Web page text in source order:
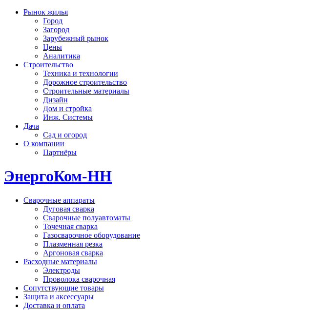
Рынок жилья
Город
Загород
Зарубежный рынок
Цены
Аналитика
Строительство
Техника и технологии
Дорожное строительство
Строительные материалы
Дизайн
Дом и стройка
Инж. Системы
Дача
Сад и огород
О компании
Партнёры
ЭнергоКом-НН
Сварочные аппараты
Дуговая сварка
Сварочные полуавтоматы
Точечная сварка
Газосварочное оборудование
Плазменная резка
Аргоновая сварка
Расходные материалы
Электроды
Проволока сварочная
Сопутствующие товары
Защита и аксессуары
Доставка и оплата